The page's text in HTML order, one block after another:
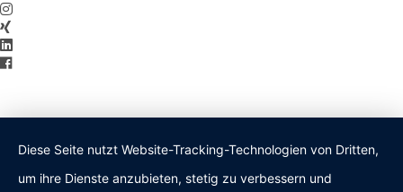
Diese Seite nutzt Website-Tracking-Technologien von Dritten,
um ihre Dienste anzubieten, stetig zu verbessern und